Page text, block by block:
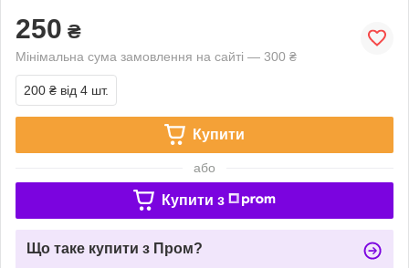
250 ₴
Мінімальна сума замовлення на сайті — 300 ₴
200 ₴ від 4 шт.
Купити
або
Купити з
Що таке купити з Пром?